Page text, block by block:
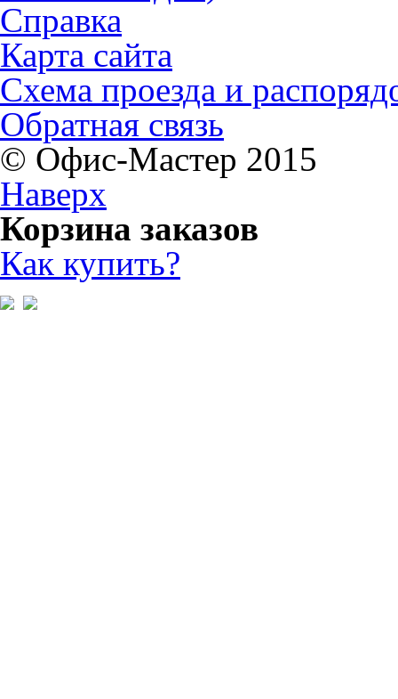
Справка
Карта сайта
Схема проезда и
Обратная связь
© Офис-Мастер 2015
Наверх
Корзина заказов
Как купить?